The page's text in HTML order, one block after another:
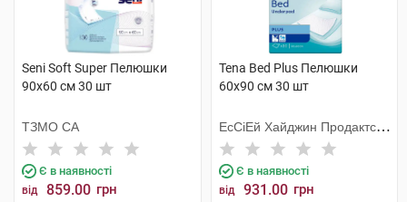
Seni Soft Super Пелюшки
90х60 см 30 шт
ТЗМО СА
Є в наявності
від 859.00 грн
Tena Bed Plus Пелюшки
60х90 см 30 шт
ЕсСіЕй Хайджин Продактс
Хугезанд
Є в наявності
від 931.00 грн